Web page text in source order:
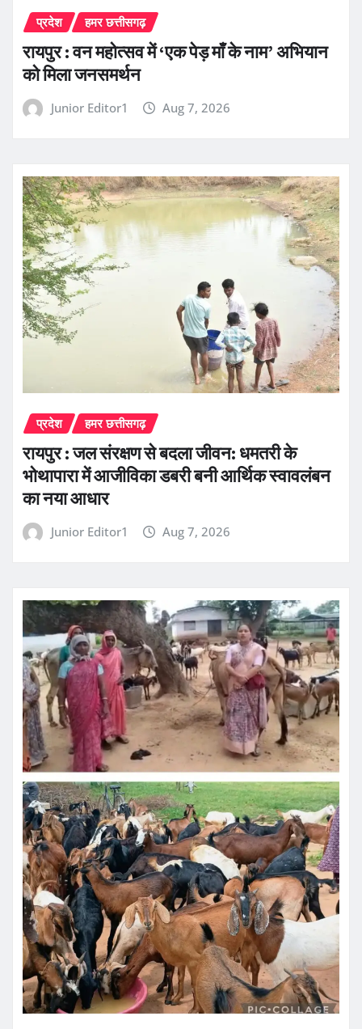
प्रदेश हमर छत्तीसगढ़
रायपुर : वन महोत्सव में ‘एक पेड़ माँ के नाम’ अभियान
को मिला जनसमर्थन
Junior Editor1 Aug 7, 2026
प्रदेश हमर छत्तीसगढ़
रायपुर : जल संरक्षण से बदला जीवन: धमतरी के
भोथापारा में आजीविका डबरी बनी आर्थिक स्वावलंबन
का नया आधार
Junior Editor1 Aug 7, 2026